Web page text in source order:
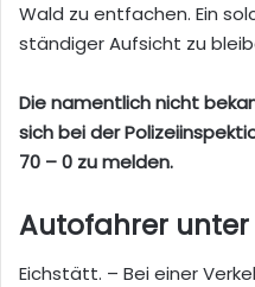
Wald zu entfachen. Ein
ständiger Aufsicht zu
Die namentlich nicht
sich bei der
70 – 0 zu melden.
Autofahrer
Eichstätt. – Bei einer